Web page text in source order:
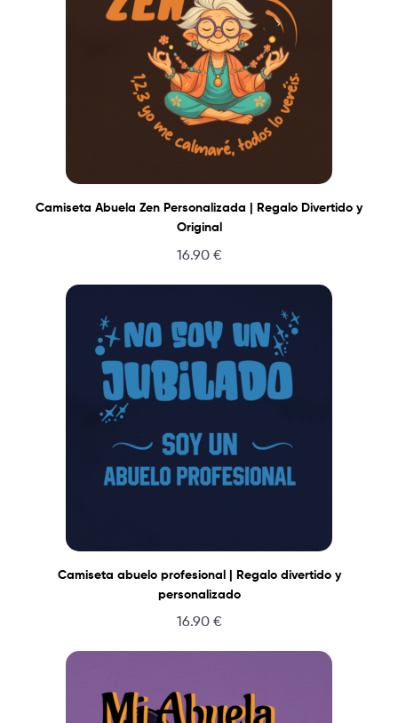
Camiseta Abuela Zen Personalizada | Regalo Divertido y
Original
16.90 €
Camiseta abuelo profesional | Regalo divertido y
personalizado
16.90 €